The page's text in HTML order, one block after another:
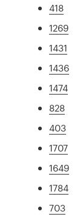
418
1269
1431
1436
1474
828
403
1707
1649
1784
703